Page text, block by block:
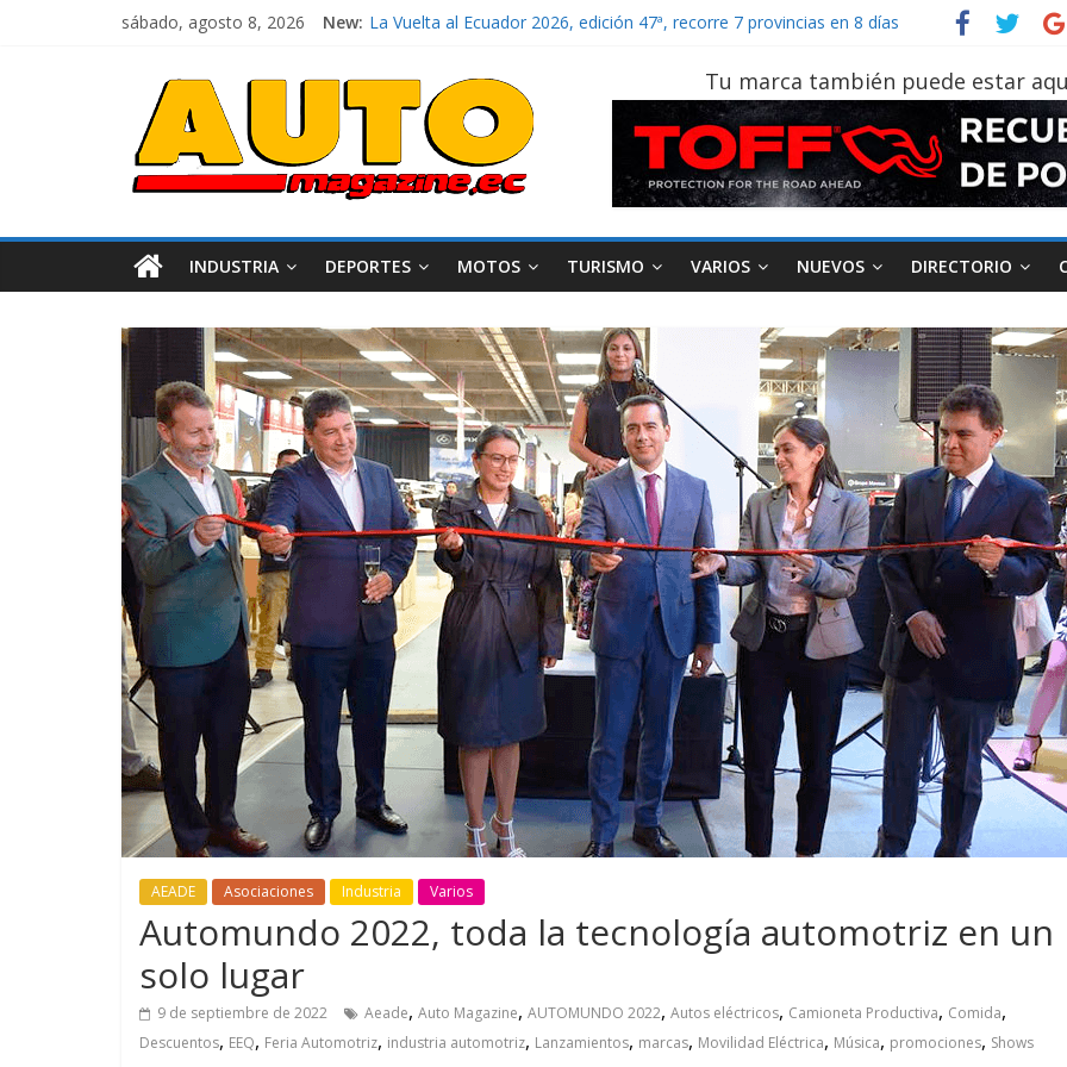
sábado, agosto 8, 2026 New: ¿Qué puede pasar con tu vehículo si permanece varios días sin usar?
La FEDAK recibe 12 Sinotruk Bolden para cubrir las rutas de La Vuelta
El costo de tener un vehículo gana protagonismo a la hora de decidir
Ultima película ‘Spider‑Man: Brand New Day’ pone en escena a BMW
Tu marca también puede estar
INDUSTRIA DEPORTES MOTOS TURISMO VARIOS NUEVOS DIRECTORIO
AEADE Asociaciones Industria Varios
Automundo 2022, toda la tecnología automotriz en un
solo lugar
9 de septiembre de 2022 Aeade, Auto Magazine, AUTOMUNDO 2022, Autos eléctricos, Camioneta Productiva, Comida,
Descuentos, EEQ, Feria Automotriz, industria automotriz, Lanzamientos, marcas, Movilidad Eléctrica, Música, promociones, Shows
Industria Movilidad Varios
GM reafirma su
compromiso con movilidad
más segura y conectada
Movilidad Turismo Varios
¿Qué puede pasar con
vehículo si permanece
varios días sin usar?